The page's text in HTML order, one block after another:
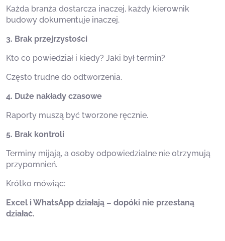
Każda branża dostarcza inaczej, każdy kierownik
budowy dokumentuje inaczej.
3. Brak przejrzystości
Kto co powiedział i kiedy? Jaki był termin?
Często trudne do odtworzenia.
4. Duże nakłady czasowe
Raporty muszą być tworzone ręcznie.
5. Brak kontroli
Terminy mijają, a osoby odpowiedzialne nie otrzymują
przypomnień.
Krótko mówiąc:
Excel i WhatsApp działają – dopóki nie przestaną
działać.